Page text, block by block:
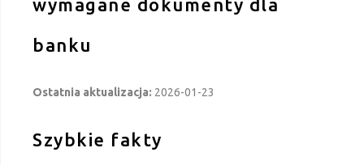
wymagane dokumenty dla
banku
Ostatnia aktualizacja: 2026-01-23
Szybkie fakty